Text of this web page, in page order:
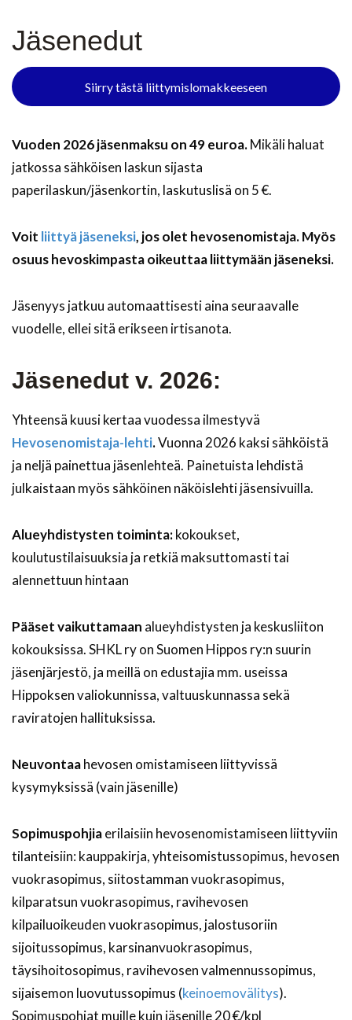
Jäsenedut
Siirry tästä liittymislomakkeeseen
Vuoden 2026 jäsenmaksu on 49 euroa.Mikäli haluat
jatkossa sähköisen laskun sijasta
paperilaskun/jäsenkortin, laskutuslisä on 5 €.
Voit liittyä jäseneksi, jos olet hevosenomistaja. Myös
osuus hevoskimpasta oikeuttaa liittymään jäseneksi.
Jäsenyys jatkuu automaattisesti aina seuraavalle
vuodelle, ellei sitä erikseen irtisanota.
Jäsenedut v. 2026:
Yhteensä kuusi kertaa vuodessa ilmestyvä
Hevosenomistaja-lehti.Vuonna 2026 kaksi sähköistä
ja neljä painettua jäsenlehteä. Painetuista lehdistä
julkaistaan myös sähköinen näköislehti jäsensivuilla.
Alueyhdistysten toiminta:kokoukset,
koulutustilaisuuksia ja retkiä maksuttomasti tai
alennettuun hintaan
Pääset vaikuttamaan alueyhdistysten ja keskusliiton
kokouksissa. SHKL ry on Suomen Hippos ry:n suurin
jäsenjärjestö, ja meillä on edustajia mm. useissa
Hippoksen valiokunnissa, valtuuskunnassa sekä
raviratojen hallituksissa.
Neuvontaahevosen omistamiseen liittyvissä
kysymyksissä (vain jäsenille)
Sopimuspohjiaerilaisiin hevosenomistamiseen liittyviin
tilanteisiin: kauppakirja, yhteisomistussopimus, hevosen
vuokrasopimus, siitostamman vuokrasopimus,
kilparatsun vuokrasopimus, ravihevosen
kilpailuoikeuden vuokrasopimus, jalostusoriin
sijoitussopimus, karsinanvuokrasopimus,
täysihoitosopimus, ravihevosen valmennussopimus,
sijaisemon luovutussopimus (keinoemovälitys).
Sopimuspohjat muille kuin jäsenille 20 €/kpl